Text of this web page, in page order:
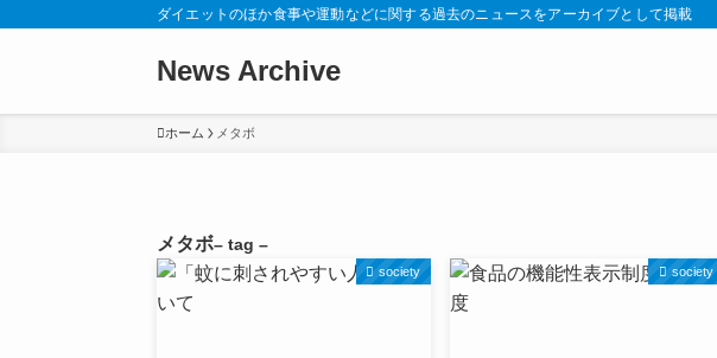
ダイエットのほか食事や運動などに関する過去のニュースをアーカイブとして掲載
News Archive
ホーム メタボ
メタボ– tag –
society society